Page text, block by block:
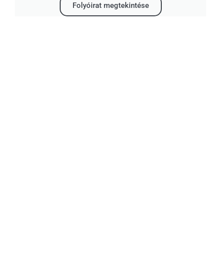
Folyóirat megtekintése